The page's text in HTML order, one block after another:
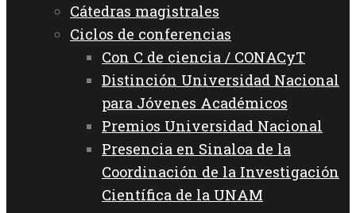
Cátedras magistrales
Ciclos de conferencias
Con C de ciencia / CONACyT
Distinción Universidad Nacional
para Jóvenes Académicos
Premios Universidad Nacional
Presencia en Sinaloa de la
Coordinación de la Investigación
Científica de la UNAM